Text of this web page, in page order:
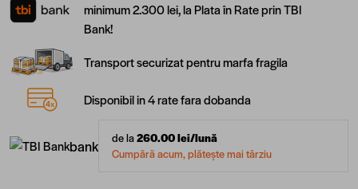
minimum 2.300 lei, la Plata în Rate prin TBI
Bank!
Transport securizat pentru marfa fragila
Disponibil in 4 rate fara dobanda
bank de la260.00lei/lună
Cumpără acum, plătește mai târziu